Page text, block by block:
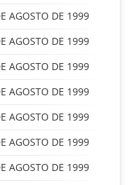
AGOSTO DE 1999
AGOSTO DE 1999
AGOSTO DE 1999
AGOSTO DE 1999
AGOSTO DE 1999
AGOSTO DE 1999
AGOSTO DE 1999